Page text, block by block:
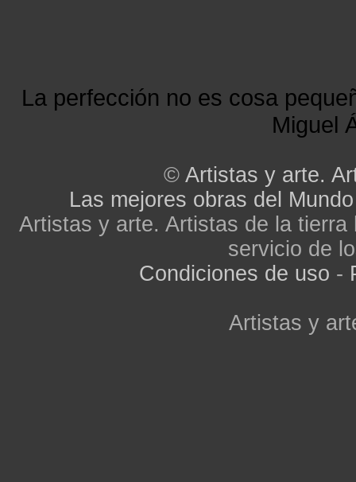
La perfección no es cosa
Miguel
© Artistas y arte.
Las mejores obras del Mundo
Artistas y arte. Artistas de la
servicio de
Condiciones de uso -
Artistas y